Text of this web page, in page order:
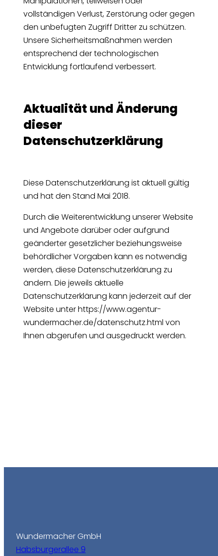
vollständigen Verlust, Zerstörung oder gegen
den unbefugten Zugriff Dritter zu schützen.
Unsere Sicherheitsmaßnahmen werden
entsprechend der technologischen
Entwicklung fortlaufend verbessert.
Aktualität und Änderung
dieser
Datenschutzerklärung
Diese Datenschutzerklärung ist aktuell gültig
und hat den Stand Mai 2018.
Durch die Weiterentwicklung unserer Website
und Angebote darüber oder aufgrund
geänderter gesetzlicher beziehungsweise
behördlicher Vorgaben kann es notwendig
werden, diese Datenschutzerklärung zu
ändern. Die jeweils aktuelle
Datenschutzerklärung kann jederzeit auf der
Website unter https://www.agentur-
wundermacher.de/datenschutz.html von
Ihnen abgerufen und ausgedruckt werden.
Wundermacher GmbH
Habsburgerallee 9